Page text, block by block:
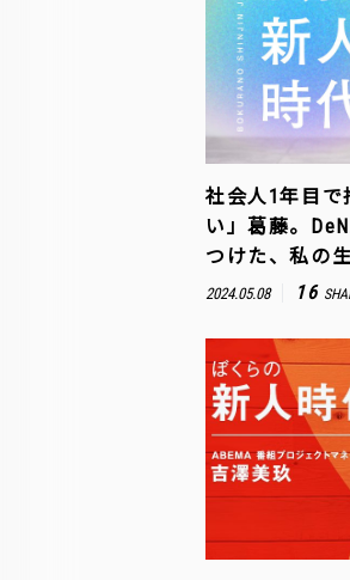
社会人1年目で
い」葛藤。
つけた、私の
2024.05.08 16